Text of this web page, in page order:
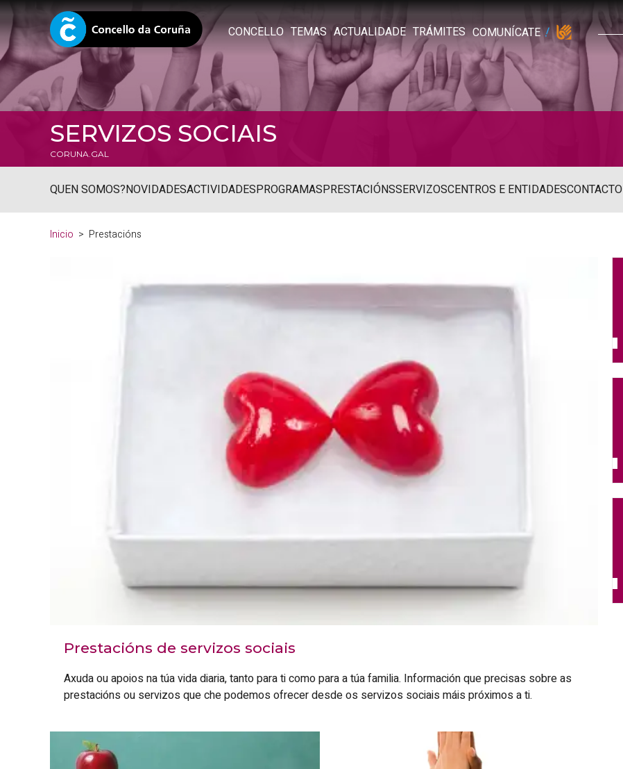
CONCELLO TEMAS ACTUALIDADE TRÁMITES COMUNÍCATE
SERVIZOS SOCIAIS
CORUNA.GAL
QUEN SOMOS?NOVIDADESACTIVIDADESPROGRAMASPRESTACIÓNSSERVIZOSCENTROS E ENTIDADESCONTACTO
Inicio Prestacións
Prestacións de servizos sociais
Axuda ou apoios na túa vida diaria, tanto para ti como para a túa familia. Información que precisas sobre as
prestacións ou servizos que che podemos ofrecer desde os servizos sociais máis próximos a ti.